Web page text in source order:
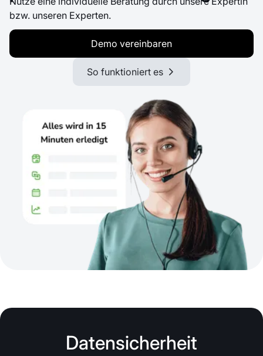
bzw. unseren Experten.
Demo vereinbaren
So funktioniert es
Datensicherheit